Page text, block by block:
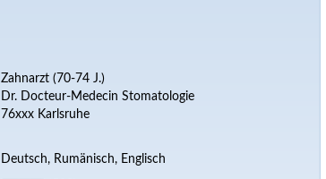
Zahnarzt (70-74 J.)
Dr. Docteur-Medecin Stomatologie
76xxx Karlsruhe
Deutsch, Rumänisch, Englisch